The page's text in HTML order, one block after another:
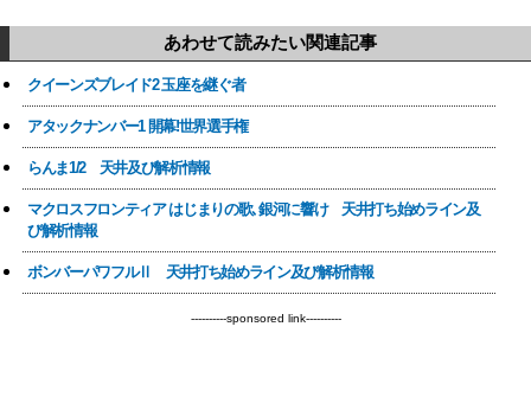
あわせて読みたい関連記事
クイーンズブレイド2 玉座を継ぐ者
アタックナンバー1 開幕!世界選手権
らんま1/2 天井及び解析情報
マクロスフロンティア はじまりの歌､銀河に響け 天井打ち始めライン及
び解析情報
ボンバーパワフルⅡ 天井打ち始めライン及び解析情報
----------sponsored link----------